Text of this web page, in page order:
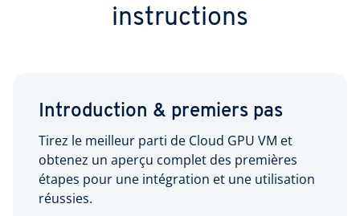
instructions
Introduction & premiers pas
Tirez le meilleur parti de Cloud GPU VM et
obtenez un aperçu complet des premières
étapes pour une intégration et une utilisation
réussies.